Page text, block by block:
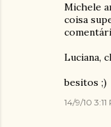
Michele
coisa
Luciana,
besitos ;)
14/9/10 3:11